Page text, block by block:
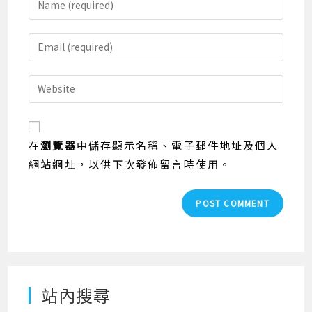
your
name
or
to
comment
Enter
your
email
address
Enter
your
URL
(optional)
在瀏覽器中儲存顯示名稱、電子郵件地址及個人
網站網址，以供下次發佈留言時使用。
站內搜尋